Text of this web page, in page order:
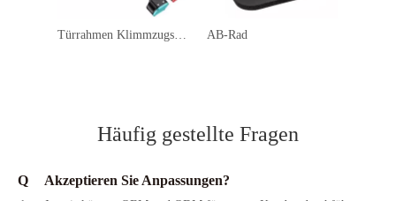
Türrahmen Klimmzugstange AB-Rad
Häufig gestellte Fragen
Q
Akzeptieren Sie Anpassungen?